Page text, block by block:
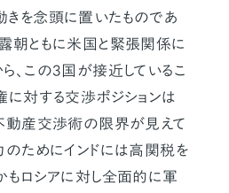
を念頭に置いたものであ
朝ともに米国と緊張関係に
、この3国が接近しているこ
に対する交渉ポジションは
動産交渉術の限界が見えて
のためにインドには高関税を
もロシアに対し全面的に軍